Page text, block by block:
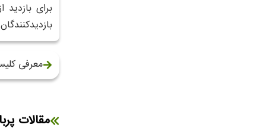
برای
بازدیدکنندگان
معرفی
مقالات